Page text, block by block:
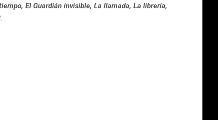
El Guardián invisible, La llamada, La librería,
.